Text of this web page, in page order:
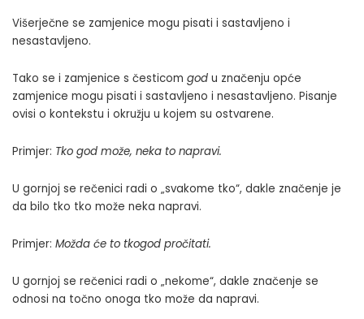
Višerječne se zamjenice mogu pisati i sastavljeno i
nesastavljeno.
Tako se i zamjenice s česticom god u značenju opće
zamjenice mogu pisati i sastavljeno i nesastavljeno. Pisanje
ovisi o kontekstu i okružju u kojem su ostvarene.
Primjer: Tko god može, neka to napravi.
U gornjoj se rečenici radi o „svakome tko“, dakle značenje je
da bilo tko tko može neka napravi.
Primjer: Možda će to tkogod pročitati.
U gornjoj se rečenici radi o „nekome“, dakle značenje se
odnosi na točno onoga tko može da napravi.